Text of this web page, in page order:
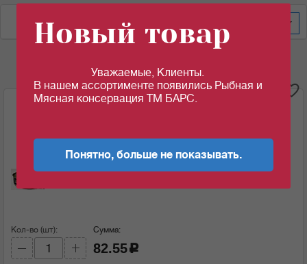
Шпроты в масле "Прибалтийские" с головой
Ед.изм:
82.55c
Кол-во (шт): Сумма:
82.55 c
Новый товар
Уважаемые, Клиенты.
В нашем ассортименте появились Рыбная и
Мясная консервация ТМ БАРС.
Понятно, больше не показывать.